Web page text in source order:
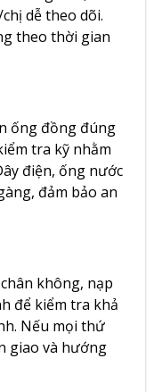
dễ theo dõi.
theo thời gian
ống đồng đúng
tra kỹ nhằm
điện, ống nước
đảm bảo an
không, nạp
để kiểm tra khả
Nếu mọi thứ
giao và hướng